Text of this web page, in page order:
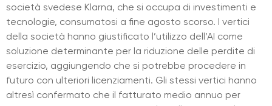
società svedese Klarna, che si occupa di investimenti e
tecnologie, consumatosi a fine agosto scorso. I vertici
della società hanno giustificato l’utilizzo dell’AI come
soluzione determinante per la riduzione delle perdite di
esercizio, aggiungendo che si potrebbe procedere in
futuro con ulteriori licenziamenti. Gli stessi vertici hanno
altresì confermato che il fatturato medio annuo per